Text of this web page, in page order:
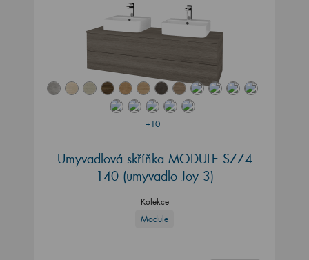
+10
Umyvadlová skříňka MODULE SZZ4
140 (umyvadlo Joy 3)
Kolekce
Module